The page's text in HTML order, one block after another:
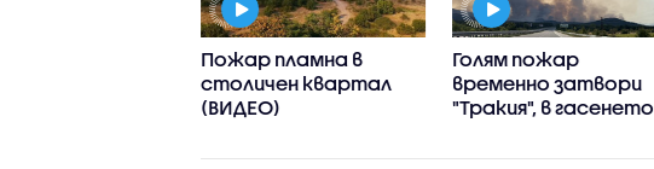
Пожар пламна в
столичен квартал
(ВИДЕО)
Голям пожар
временно затвори
"Тракия", в гасенето
хеликоптера